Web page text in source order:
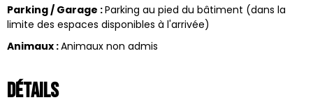
Parking / Garage :Parking au pied du bâtiment (dans la
limite des espaces disponibles à l'arrivée)
Animaux :Animaux non admis
Détails